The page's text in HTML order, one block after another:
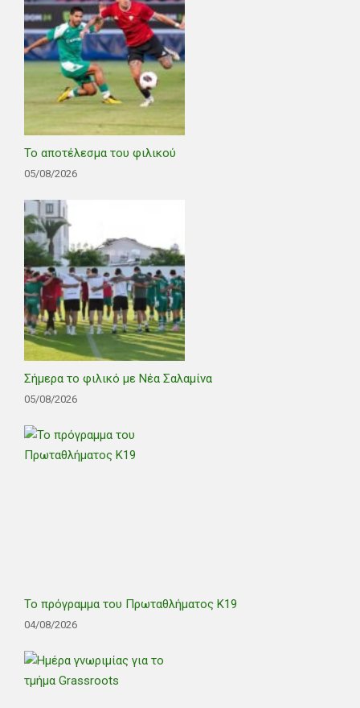
Το αποτέλεσμα του φιλικού
05/08/2026
Σήμερα το φιλικό με Νέα Σαλαμίνα
05/08/2026
Το πρόγραμμα του Πρωταθλήματος Κ19
04/08/2026